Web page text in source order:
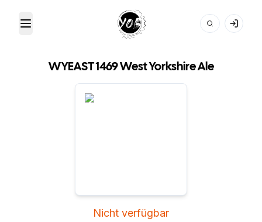
Toggle Menu Your Own Beer
WYEAST 1469 West Yorkshire Ale
Nicht verfügbar